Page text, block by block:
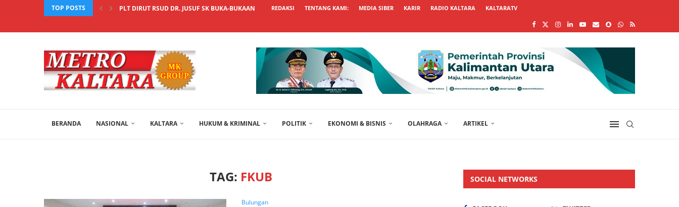
TOP POSTS PLT DIRUT RSUD DR. JUSUF SK BUKA-BUKAAN SOAL...REDAKSI TENTANG KAMI: MEDIA SIBER KARIR RADIO KALTARA KALTARATV
BERANDA NASIONAL KALTARA HUKUM & KRIMINAL POLITIK EKONOMI & BISNIS OLAHRAGA ARTIKEL
TAG: FKUB
Bulungan
SOCIAL NETWORKS